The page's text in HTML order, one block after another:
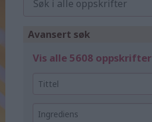
Avansert søk
Vis alle 5608 oppskrifter